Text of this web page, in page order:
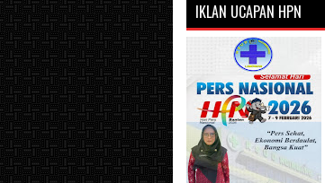
IKLAN UCAPAN HPN